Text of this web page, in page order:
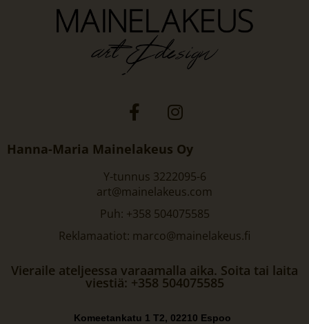
Hanna-Maria Mainelakeus Oy
Y-tunnus 3222095-6
art@mainelakeus.com
Puh: +358 504075585
Reklamaatiot: marco@mainelakeus.fi
Vieraile ateljeessa varaamalla aika. Soita tai laita
viestiä: +358 504075585
Komeetankatu 1 T2, 02210 Espoo